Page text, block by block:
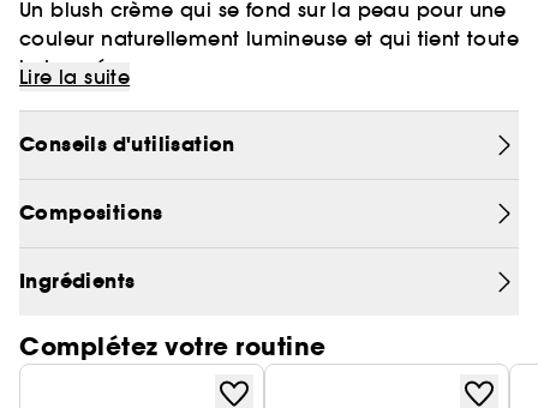
Un blush crème qui se fond sur la peau pour une
couleur naturellement lumineuse et qui tient toute
la journée.
lourdeur.
Formulé sans ingrédient comédogène.
Vegan :Des produits sans ingrédient d’origine
animale.
Pour découvrir nos partis-pris Clean at Sephora,
cliquez
Lire la suite
Conseils d'utilisation
Compositions
Ingrédients
Complétez votre routine